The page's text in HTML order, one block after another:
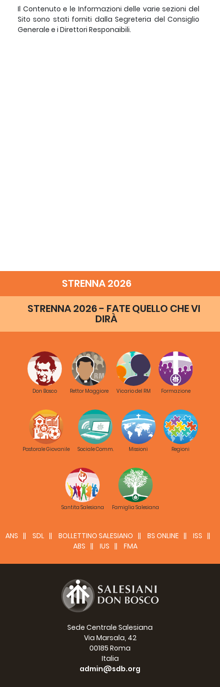
Il Contenuto e le Informazioni delle varie sezioni del
Sito sono stati forniti dalla Segreteria del Consiglio
Generale e i Direttori Responaibili.
STRENNA 2026
STRENNA 2026 - FATE QUELLO CHE VI
DIRÀ
Don Bosco Rettor Maggiore Vicario del RM Formazione
Pastorale Giovanile Sociale Comm. Missioni Regioni
Santita Salesiana Famiglia Salesiana
ANS SDL BOLLETTINO SALESIANO BS ONLINE
ISS
ABS
IUS FMA
Sede Centrale Salesiana
Via Marsala, 42
00185 Roma
Italia
admin@sdb.org